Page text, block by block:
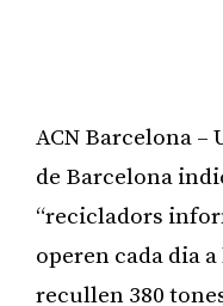
ACN Barcelona –
de Barcelona
“recicladors
operen cada dia
recullen 380